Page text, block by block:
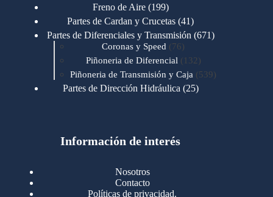
Freno de Aire 199199
productos
Partes de Cardan y Crucetas 4141
productos
Partes de Diferenciales y Transmisión 671671
Coronas y Speed 7676
productos
Piñoneria de Diferencial 132 132
productos
Piñoneria de Transmisión y Caja 539539
Partes de Dirección Hidráulica 2525
Motores Cummins 723
Cummins B/C 855
Cummins ISF
Información de interés
Nosotros
Contacto
Políticas de privacidad.